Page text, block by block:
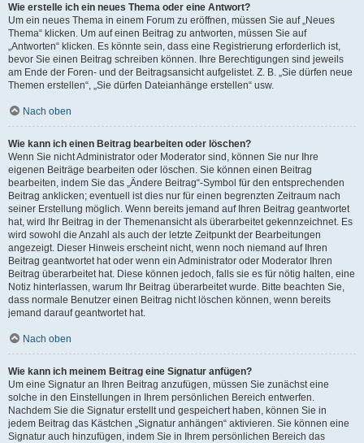
Wie erstelle ich ein neues Thema oder eine Antwort?
Um ein neues Thema in einem Forum zu eröffnen, müssen Sie auf „Neues
Thema“ klicken. Um auf einen Beitrag zu antworten, müssen Sie auf
„Antworten“ klicken. Es könnte sein, dass eine Registrierung erforderlich ist,
bevor Sie einen Beitrag schreiben können. Ihre Berechtigungen sind jeweils
am Ende der Foren- und der Beitragsansicht aufgelistet. Z. B. „Sie dürfen neue
Themen erstellen“, „Sie dürfen Dateianhänge erstellen“ usw.
Nach oben
Wie kann ich einen Beitrag bearbeiten oder löschen?
Wenn Sie nicht Administrator oder Moderator sind, können Sie nur Ihre
eigenen Beiträge bearbeiten oder löschen. Sie können einen Beitrag
bearbeiten, indem Sie das „Ändere Beitrag“-Symbol für den entsprechenden
Beitrag anklicken; eventuell ist dies nur für einen begrenzten Zeitraum nach
seiner Erstellung möglich. Wenn bereits jemand auf Ihren Beitrag geantwortet
hat, wird Ihr Beitrag in der Themenansicht als überarbeitet gekennzeichnet. Es
wird sowohl die Anzahl als auch der letzte Zeitpunkt der Bearbeitungen
angezeigt. Dieser Hinweis erscheint nicht, wenn noch niemand auf Ihren
Beitrag geantwortet hat oder wenn ein Administrator oder Moderator Ihren
Beitrag überarbeitet hat. Diese können jedoch, falls sie es für nötig halten, eine
Notiz hinterlassen, warum Ihr Beitrag überarbeitet wurde. Bitte beachten Sie,
dass normale Benutzer einen Beitrag nicht löschen können, wenn bereits
jemand darauf geantwortet hat.
Nach oben
Wie kann ich meinem Beitrag eine Signatur anfügen?
Um eine Signatur an Ihren Beitrag anzufügen, müssen Sie zunächst eine
solche in den Einstellungen in Ihrem persönlichen Bereich entwerfen.
Nachdem Sie die Signatur erstellt und gespeichert haben, können Sie in
jedem Beitrag das Kästchen „Signatur anhängen“ aktivieren. Sie können eine
Signatur auch hinzufügen, indem Sie in Ihrem persönlichen Bereich das